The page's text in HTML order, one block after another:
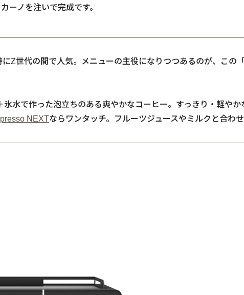
ーノを注いで完成です。
Z世代の間で人気。メニューの主役になりつつあるのが、この
水で作った泡立ちのある爽やかなコーヒー。すっきり・軽やか
NEXTならワンタッチ。フルーツジュースやミルクと合わ